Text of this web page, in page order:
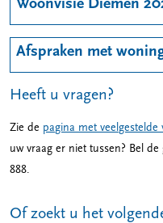
Woonvisie Diemen
Afspraken met
Heeft u vragen?
Zie de pagina met
uw vraag er niet tussen? Bel
888.
Of zoekt u het